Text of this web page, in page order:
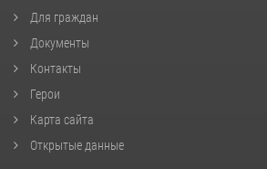
Для граждан
Документы
Контакты
Герои
Карта сайта
Открытые данные